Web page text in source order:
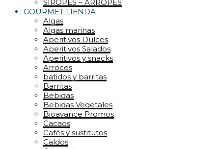
SIROPES – ARROPES
GOURMET TIENDA
Algas
Algas marinas
Aperitivos Dulces
Aperitivos Salados
Aperitivos y snacks
Arroces
batidos y barritas
Barritas
Bebidas
Bebidas Vegetales
Bioavance Promos
Cacaos
Cafés y sustitutos
Caldos